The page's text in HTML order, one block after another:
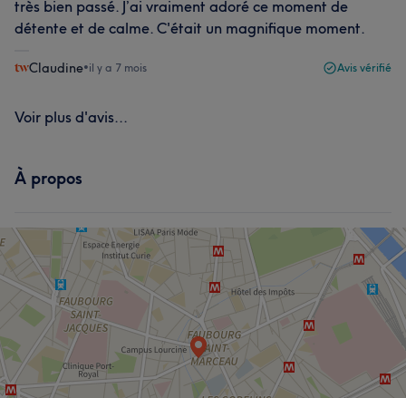
très bien passé. J’ai vraiment adoré ce moment de
détente et de calme. C'était un magnifique moment.
Claudine•il y a 7 mois Avis vérifié
Voir plus d'avis...
À propos